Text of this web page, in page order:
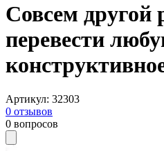
Совсем другой
перевести
Артикул: 32303
0 отзывов
0 вопросов